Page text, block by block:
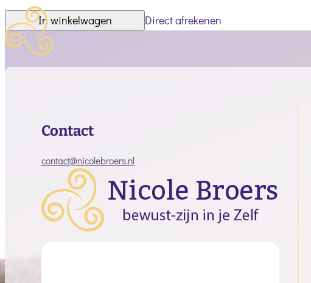
In winkelwagen Direct afrekenen
Contact
contact@nicolebroers.nl